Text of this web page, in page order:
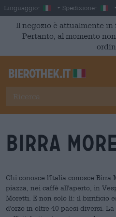
Skip to main content
Linguaggio: Italian
Spedizione:
Il negozio è attualmente in
Pertanto, al momento
Birra
Chi conosce l'Italia conosce Birra
piazza, nei caffè all'aperto, in
Moretti. E non solo lì: il birrificio
d'orzo in oltre 40 paesi diversi.